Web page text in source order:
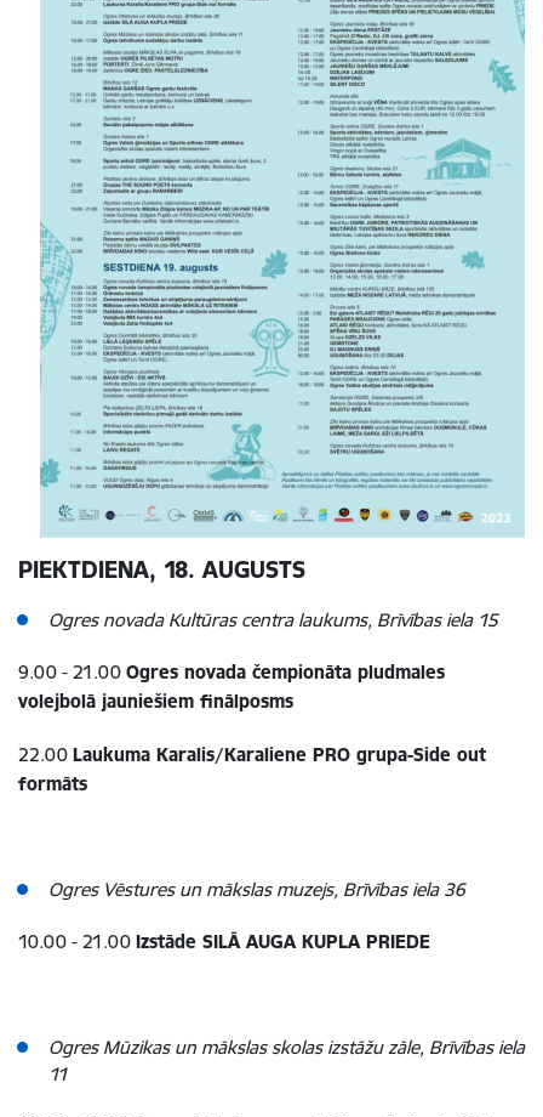
PIEKTDIENA, 18. AUGUSTS
Ogres novada Kultūras centra laukums, Brīvības iela 15
9.00 - 21.00 Ogres novada čempionāta pludmales
volejbolā jauniešiem finālposms
22.00 Laukuma Karalis/Karaliene PRO grupa-Side out
formāts
Ogres Vēstures un mākslas muzejs, Brīvības iela 36
10.00 - 21.00 Izstāde SILĀ AUGA KUPLA PRIEDE
Ogres Mūzikas un mākslas skolas izstāžu zāle, Brīvības iela
11